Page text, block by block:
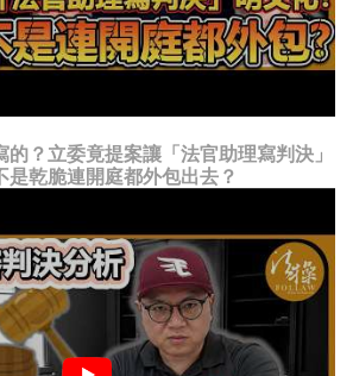
？立委竟提案讓「法官助理寫判決」
是乾脆連開庭都外包出去？